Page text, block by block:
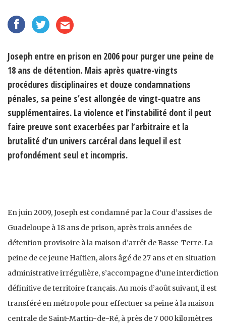
Joseph entre en prison en 2006 pour purger une peine de
18 ans de détention. Mais après quatre-vingts
procédures disciplinaires et douze condamnations
pénales, sa peine s’est allongée de vingt-quatre ans
supplémentaires. La violence et l’instabilité dont il peut
faire preuve sont exacerbées par l’arbitraire et la
brutalité d’un univers carcéral dans lequel il est
profondément seul et incompris.
En juin 2009, Joseph est condamné par la Cour d’assises de
Guadeloupe à 18 ans de prison, après trois années de
détention provisoire à la maison d’arrêt de Basse-Terre. La
peine de ce jeune Haïtien, alors âgé de 27 ans et en situation
administrative irrégulière, s’accompagne d’une interdiction
définitive de territoire français. Au mois d’août suivant, il est
transféré en métropole pour effectuer sa peine à la maison
centrale de Saint-Martin-de-Ré, à près de 7 000 kilomètres